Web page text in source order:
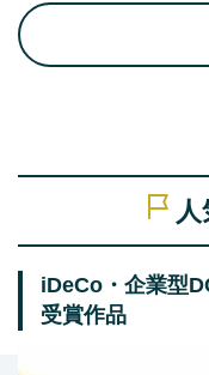
iDeCo・企業型
受賞作品